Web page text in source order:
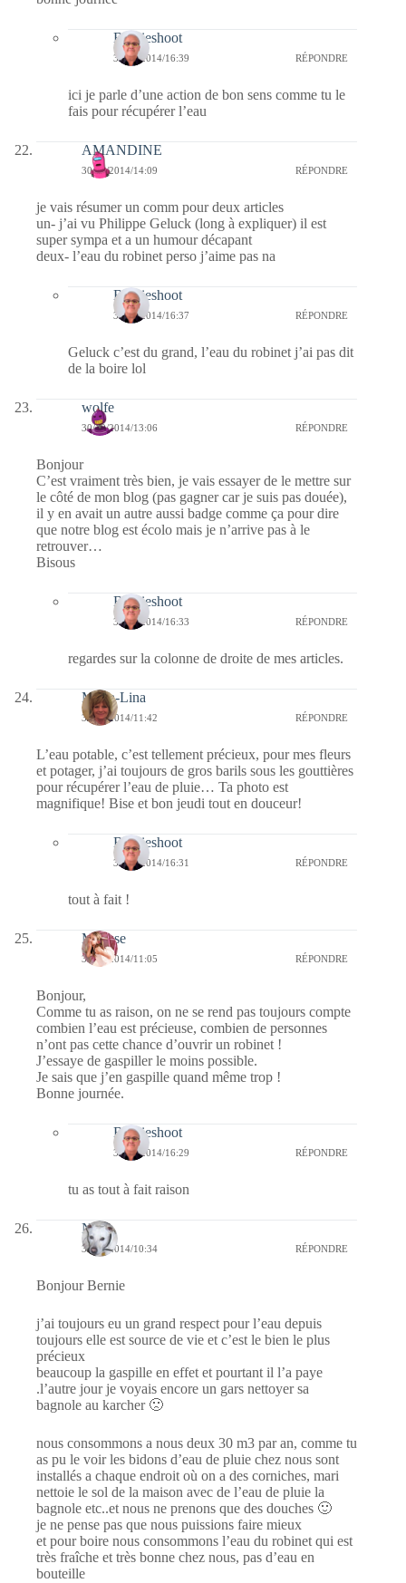
Bernieshoot
31/10/2014/16:39 RÉPONDRE
ici je parle d’une action de bon sens comme tu le
fais pour récupérer l’eau
AMANDINE
30/10/2014/14:09 RÉPONDRE
je vais résumer un comm pour deux articles
un- j’ai vu Philippe Geluck (long à expliquer) il est
super sympa et a un humour décapant
deux- l’eau du robinet perso j’aime pas na
Bernieshoot
31/10/2014/16:37 RÉPONDRE
Geluck c’est du grand, l’eau du robinet j’ai pas dit
de la boire lol
wolfe
30/10/2014/13:06 RÉPONDRE
Bonjour
C’est vraiment très bien, je vais essayer de le mettre sur
le côté de mon blog (pas gagner car je suis pas douée),
il y en avait un autre aussi badge comme ça pour dire
que notre blog est écolo mais je n’arrive pas à le
retrouver…
Bisous
Bernieshoot
31/10/2014/16:33 RÉPONDRE
regardes sur la colonne de droite de mes articles.
Maria-Lina
30/10/2014/11:42 RÉPONDRE
L’eau potable, c’est tellement précieux, pour mes fleurs
et potager, j’ai toujours de gros barils sous les gouttières
pour récupérer l’eau de pluie… Ta photo est
magnifique! Bise et bon jeudi tout en douceur!
Bernieshoot
31/10/2014/16:31 RÉPONDRE
tout à fait !
Mousse
30/10/2014/11:05 RÉPONDRE
Bonjour,
Comme tu as raison, on ne se rend pas toujours compte
combien l’eau est précieuse, combien de personnes
n’ont pas cette chance d’ouvrir un robinet !
J’essaye de gaspiller le moins possible.
Je sais que j’en gaspille quand même trop !
Bonne journée.
Bernieshoot
31/10/2014/16:29 RÉPONDRE
tu as tout à fait raison
Nays
30/10/2014/10:34 RÉPONDRE
Bonjour Bernie
j’ai toujours eu un grand respect pour l’eau depuis
toujours elle est source de vie et c’est le bien le plus
précieux
beaucoup la gaspille en effet et pourtant il l’a paye
.l’autre jour je voyais encore un gars nettoyer sa
bagnole au karcher 🙁
nous consommons a nous deux 30 m3 par an, comme tu
as pu le voir les bidons d’eau de pluie chez nous sont
installés a chaque endroit où on a des corniches, mari
nettoie le sol de la maison avec de l’eau de pluie la
bagnole etc..et nous ne prenons que des douches 🙂
je ne pense pas que nous puissions faire mieux
et pour boire nous consommons l’eau du robinet qui est
très fraîche et très bonne chez nous, pas d’eau en
bouteille